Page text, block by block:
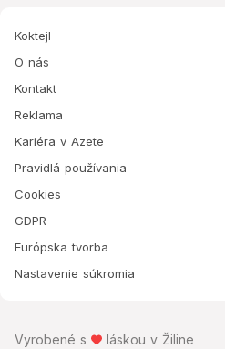
Koktejl
O nás
Kontakt
Reklama
Kariéra v Azete
Pravidlá používania
Cookies
GDPR
Európska tvorba
Nastavenie súkromia
Vyrobené s láskou v Žiline